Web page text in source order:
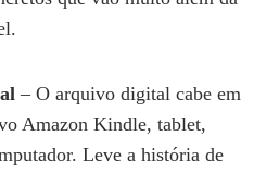
– O arquivo digital cabe em
Amazon Kindle, tablet,
Leve a história de